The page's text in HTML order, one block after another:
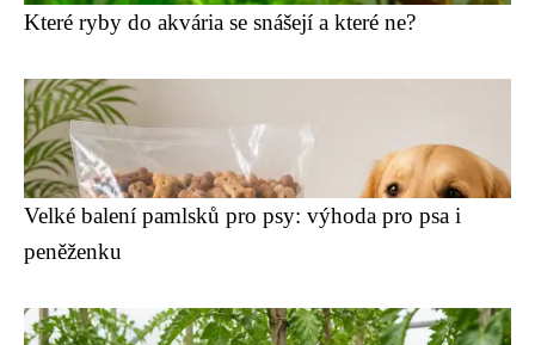
Které ryby do akvária se snášejí a které ne?
Velké balení pamlsků pro psy: výhoda pro psa i
peněženku